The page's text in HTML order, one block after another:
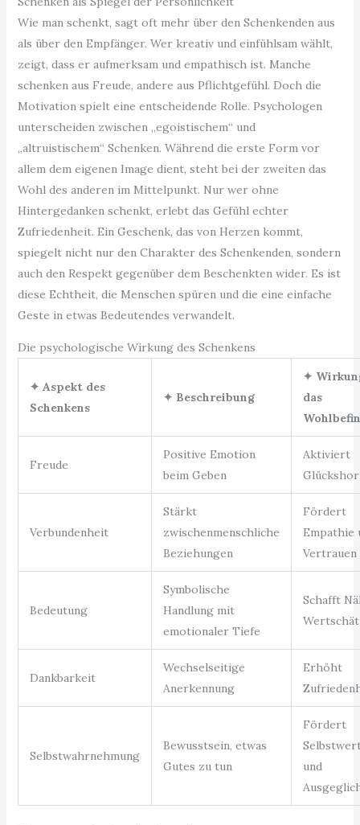
Wie man schenkt, sagt oft mehr über den Schenkenden aus
als über den Empfänger. Wer kreativ und einfühlsam wählt,
zeigt, dass er aufmerksam und empathisch ist. Manche
schenken aus Freude, andere aus Pflichtgefühl. Doch die
Motivation spielt eine entscheidende Rolle. Psychologen
unterscheiden zwischen „egoistischem“ und
„altruistischem“ Schenken. Während die erste Form vor
allem dem eigenen Image dient, steht bei der zweiten das
Wohl des anderen im Mittelpunkt. Nur wer ohne
Hintergedanken schenkt, erlebt das Gefühl echter
Zufriedenheit. Ein Geschenk, das von Herzen kommt,
spiegelt nicht nur den Charakter des Schenkenden, sondern
auch den Respekt gegenüber dem Beschenkten wider. Es ist
diese Echtheit, die Menschen spüren und die eine einfache
Geste in etwas Bedeutendes verwandelt.
Die psychologische Wirkung des Schenkens
✦ Aspekt des
Schenkens
✦ Beschreibung
✦
das
Freude
Positive Emotion
beim Geben
Aktiviert
Verbundenheit
Stärkt
zwischenmenschliche
Beziehungen
Fördert
Empathie
Vertrauen
Bedeutung
Symbolische
Handlung mit
emotionaler Tiefe
Schafft
Dankbarkeit
Wechselseitige
Anerkennung
Erhöht
Selbstwahrnehmung
Bewusstsein, etwas
Gutes zu tun
Fördert
und